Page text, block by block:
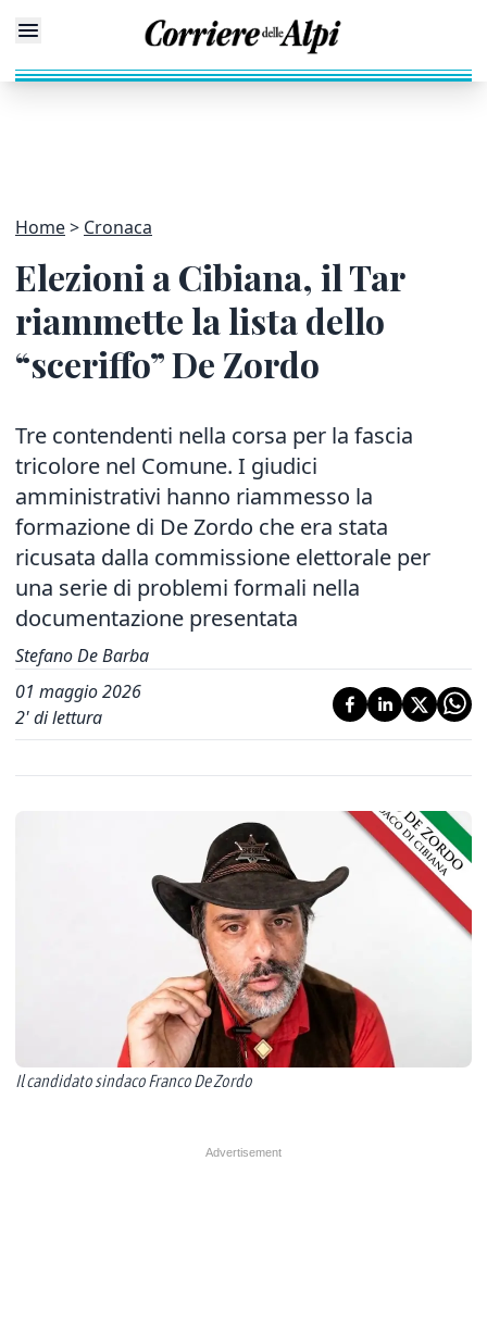
Home Cronaca
Elezioni a Cibiana, il Tar
riammette la lista dello
“sceriffo” De Zordo
Tre contendenti nella corsa per la fascia
tricolore nel Comune. I giudici
amministrativi hanno riammesso la
formazione di De Zordo che era stata
ricusata dalla commissione elettorale per
una serie di problemi formali nella
documentazione presentata
Stefano De Barba
01 maggio 2026
2' di lettura
Il candidato sindaco Franco De Zordo